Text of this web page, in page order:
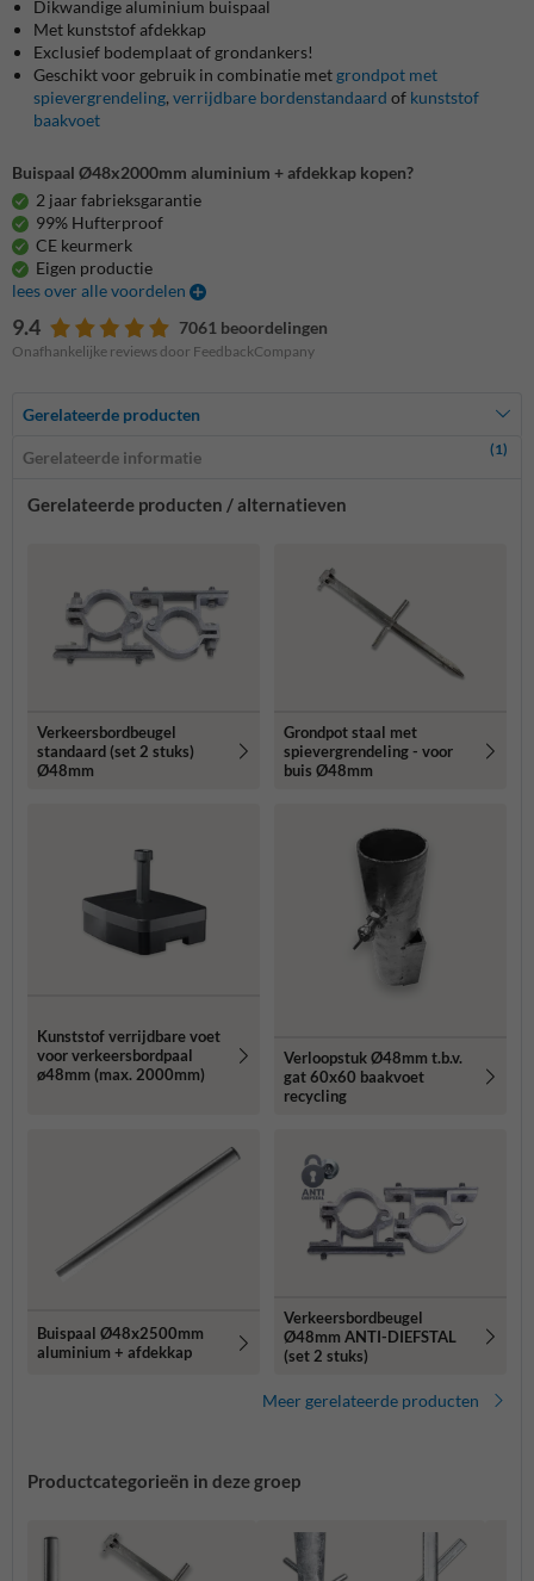
Dikwandige aluminium buispaal
Met kunststof afdekkap
Exclusief bodemplaat of grondankers!
Geschikt voor gebruik in combinatie met grondpot met
spievergrendeling, verrijdbare bordenstandaard of kunststof
baakvoet
Buispaal Ø48x2000mm aluminium + afdekkap kopen?
2 jaar fabrieksgarantie
99% Hufterproof
CE keurmerk
Eigen productie
lees over alle voordelen
9.4 7061 beoordelingen
Onafhankelijke reviews door FeedbackCompany
Gerelateerde producten
Gerelateerde informatie (1)
Gerelateerde producten / alternatieven
Verkeersbordbeugel
standaard (set 2 stuks)
Ø48mm
Grondpot staal met
spievergrendeling - voor
buis Ø48mm
Kunststof verrijdbare voet
voor verkeersbordpaal
ø48mm (max. 2000mm)
Verloopstuk Ø48mm t.b.v.
gat 60x60 baakvoet
recycling
Buispaal Ø48x2500mm
aluminium + afdekkap
Verkeersbordbeugel
Ø48mm ANTI-DIEFSTAL
(set 2 stuks)
Meer gerelateerde producten
Productcategorieën in deze groep